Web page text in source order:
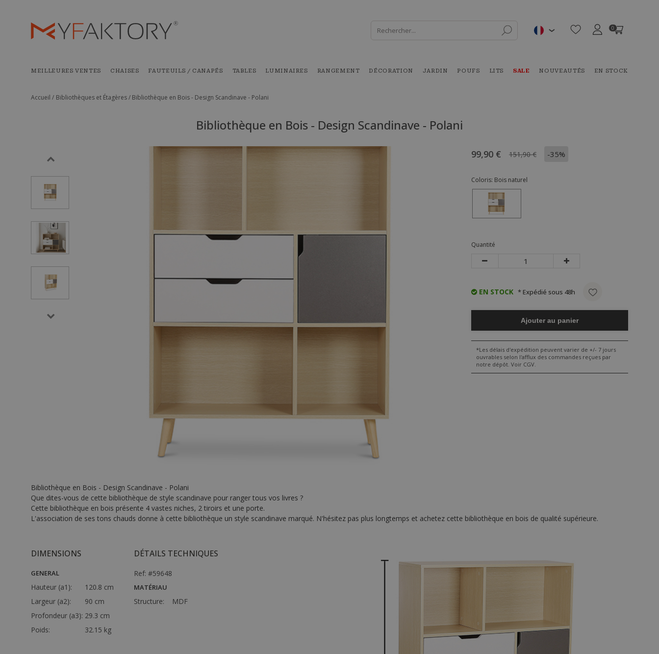
0
MEILLEURES VENTES CHAISES FAUTEUILS / CANAPÉS TABLES LUMINAIRES RANGEMENT DÉCORATION JARDIN POUFS LITS SALE NOUVEAUTÉS EN STOCK
Accueil / Bibliothèques et Étagères / Bibliothèque en Bois - Design Scandinave - Polani
Bibliothèque en Bois - Design Scandinave - Polani
99,90 € 151,90 € -35%
Coloris: Bois naturel
Quantité
EN STOCK * Expédié sous 48h
Ajouter au panier
*Les délais d'expédition peuvent varier de +/- 7 jours
ouvrables selon l'afflux des commandes reçues par
notre dépôt. Voir CGV.
Bibliothèque en Bois - Design Scandinave - Polani
Que dites-vous de cette bibliothèque de style scandinave pour ranger tous vos livres ?
Cette bibliothèque en bois présente 4 vastes niches, 2 tiroirs et une porte.
L'association de ses tons chauds donne à cette bibliothèque un style scandinave marqué. N'hésitez pas plus longtemps et achetez cette bibliothèque en bois de qualité supérieure.
DIMENSIONS
GENERAL
Hauteur (a1):
120.8 cm
Largeur (a2):
90 cm
Profondeur (a3): 29.3 cm
Poids:
32.15 kg
DÉTAILS TECHNIQUES
Ref: #59648
MATÉRIAU
Structure: MDF